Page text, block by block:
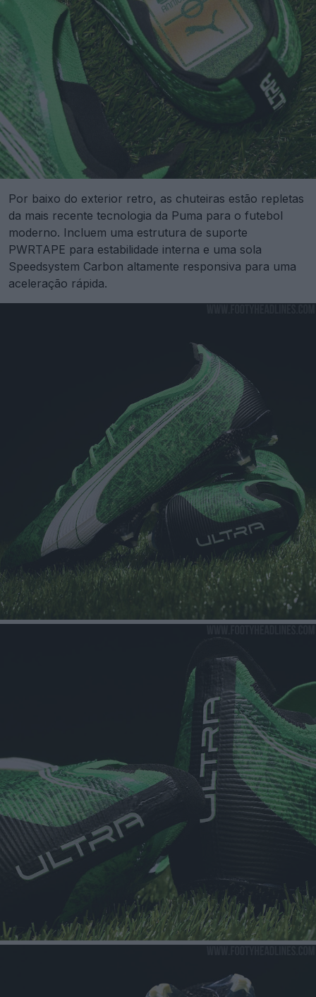
Por baixo do exterior retro, as chuteiras estão repletas
da mais recente tecnologia da Puma para o futebol
moderno. Incluem uma estrutura de suporte
PWRTAPE para estabilidade interna e uma sola
Speedsystem Carbon altamente responsiva para uma
aceleração rápida.